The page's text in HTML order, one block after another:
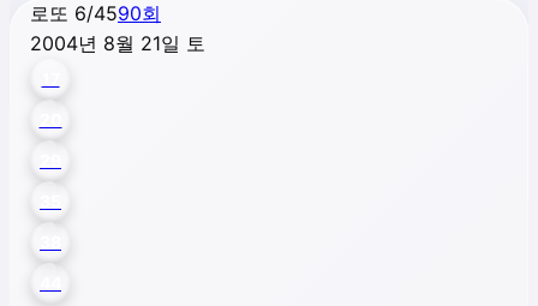
로또 6/4590회
2004년 8월 21일 토